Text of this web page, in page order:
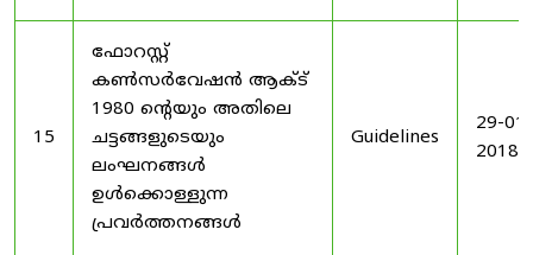
15
ഫോറസ്റ്റ്
കൺസർവേഷൻ ആക്ട്
1980 ൻ്റെയും അതിലെ
ചട്ടങ്ങളുടെയും
ലംഘനങ്ങൾ
ഉൾക്കൊള്ളുന്ന
പ്രവർത്തനങ്ങൾ
Guidelines
29-01-
2018